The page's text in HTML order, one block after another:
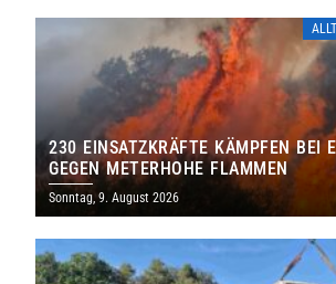
230 EINSATZKRÄFTE KÄMPFEN BEI
GEGEN METERHOHE FLAMMEN
Sonntag, 9. August 2026